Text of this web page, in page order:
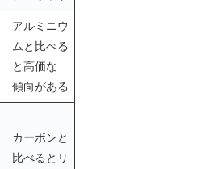
アルミニウ
ムと比べる
と高価な
傾向がある
カーボンと
比べるとリ